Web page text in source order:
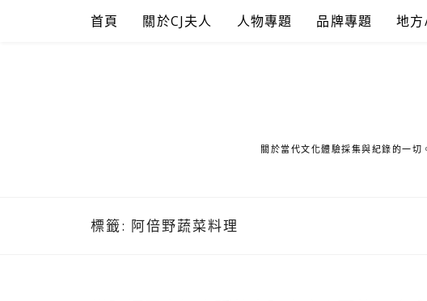
首頁 關於CJ夫人 人物專題 品牌專題 地
關於當代文化體驗採集與紀錄的一切
標籤: 阿倍野蔬菜料理